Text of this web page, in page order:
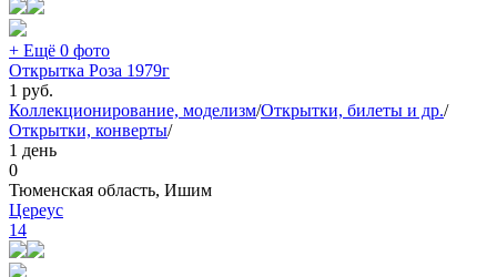
+ Ещё 0 фото
Открытка Роза 1979г
1 руб.
Коллекционирование, моделизм/Открытки, билеты и др./
Открытки, конверты/
1 день
0
Тюменская область, Ишим
Цереус
14